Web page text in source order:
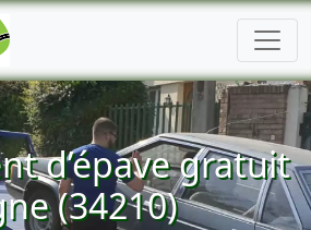
d’épave gratuit
(34210)